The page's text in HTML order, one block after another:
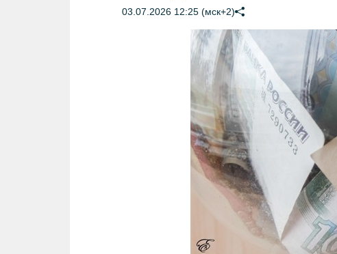
03.07.2026 12:25 (мск+2)